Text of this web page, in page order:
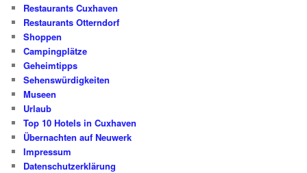
Restaurants Cuxhaven
Restaurants Otterndorf
Shoppen
Campingplätze
Geheimtipps
Sehenswürdigkeiten
Museen
Urlaub
Top 10 Hotels in Cuxhaven
Übernachten auf Neuwerk
Impressum
Datenschutzerklärung